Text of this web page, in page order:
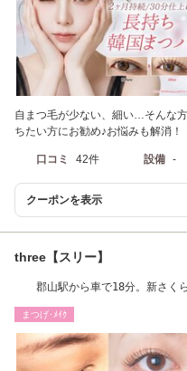
自まつ毛が少ない、細い…そんな
ちたい方にお勧め♪お悩みも解消！
口コミ 42件 設備 -
クーポンを表示
three【スリー】
郡山駅から車で18分。新さく
まつげ･ﾒｲｸ